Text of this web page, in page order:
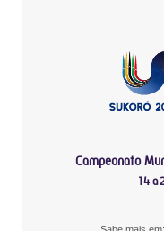
Campeonato
14 a
Sabe mais em: